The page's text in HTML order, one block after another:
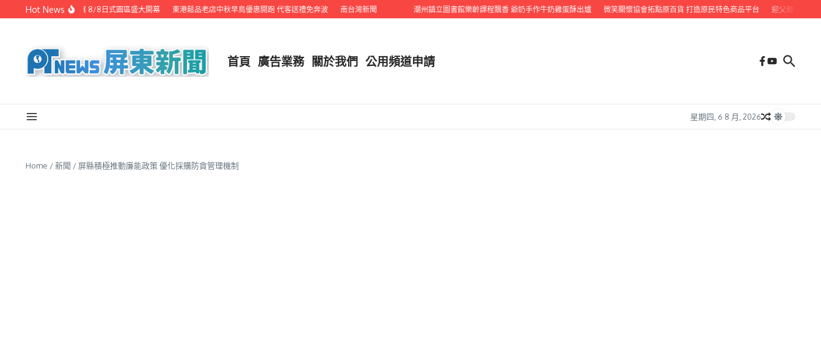
Skip to content
Hot News
潮州之美職人攝影展 8/8日式園區盛大開幕 東港鬆品老店中秋早鳥優惠開跑 代客送禮免奔波 南台灣新聞 潮州鎮立圖書館樂齡課程飄香 爺奶手作牛奶雞蛋酥出爐 微笑關懷協會拓點原百貨 打造原民特色商品平台 迎父親節 九如鄉
首頁 廣告業務 關於我們 公用頻道申請
星期四, 6 8 月, 2026
Home /新聞 / 屏縣積極推動廉能政策 優化採購防貪管理機制